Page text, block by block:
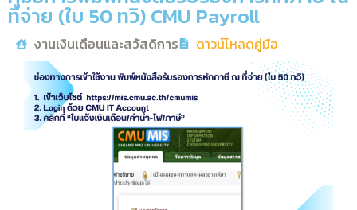
ที่จ่าย (ใบ 50 ทวิ) CMU Payroll
งานเงินเดือนและสวัสดิการ ดาวน์โหลดคู่มือ